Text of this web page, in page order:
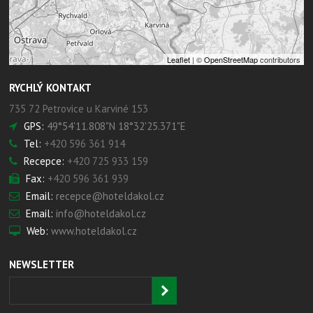
Leaflet| ©OpenStreetMapcontributors
RYCHLÝ KONTAKT
735 72 Petrovice u Karviné 153
GPS: 49°54'11.808"N 18°32'25.371"E
Tel: +420 596 361 914
Recepce: +420 725 933 159
Fax: +420 596 361 939
Email: recepce@hoteldakol.cz
Email: info@hoteldakol.cz
Web: www.hoteldakol.cz
NEWSLETTER